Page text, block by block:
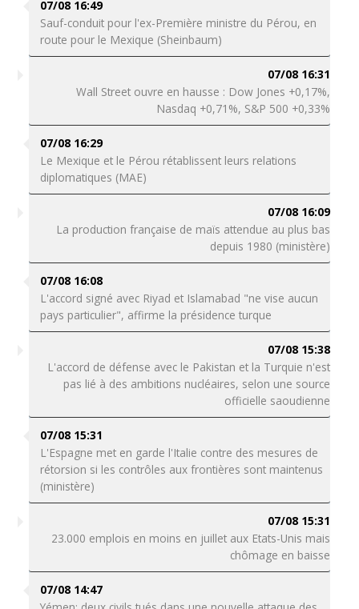
07/08 16:49
Sauf-conduit pour l'ex-Première ministre du Pérou, en
route pour le Mexique (Sheinbaum)
07/08 16:31
Wall Street ouvre en hausse : Dow Jones +0,17%,
Nasdaq +0,71%, S&P 500 +0,33%
07/08 16:29
Le Mexique et le Pérou rétablissent leurs relations
diplomatiques (MAE)
07/08 16:09
La production française de maïs attendue au plus bas
depuis 1980 (ministère)
07/08 16:08
L'accord signé avec Riyad et Islamabad "ne vise aucun
pays particulier", affirme la présidence turque
07/08 15:38
L'accord de défense avec le Pakistan et la Turquie n'est
pas lié à des ambitions nucléaires, selon une source
officielle saoudienne
07/08 15:31
L'Espagne met en garde l'Italie contre des mesures de
rétorsion si les contrôles aux frontières sont maintenus
(ministère)
07/08 15:31
23.000 emplois en moins en juillet aux Etats-Unis mais
chômage en baisse
07/08 14:47